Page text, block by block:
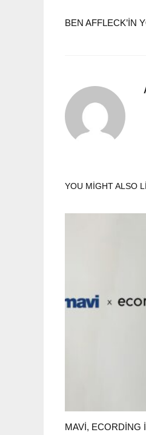
BEN AFFLECK’IN
YOU MIGHT ALSO
MAVI, ECORDING